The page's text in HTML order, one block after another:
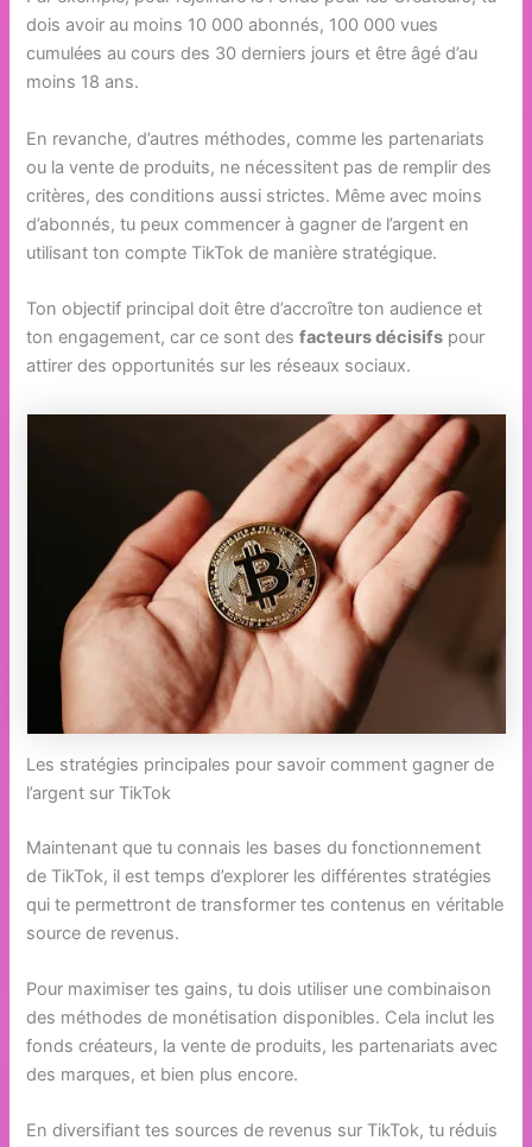
dois avoir au moins 10 000 abonnés, 100 000 vues
cumulées au cours des 30 derniers jours et être âgé d’au
moins 18 ans.
En revanche, d’autres méthodes, comme les partenariats
ou la vente de produits, ne nécessitent pas de remplir des
critères, des conditions aussi strictes. Même avec moins
d’abonnés, tu peux commencer à gagner de l’argent en
utilisant ton compte TikTok de manière stratégique.
Ton objectif principal doit être d’accroître ton audience et
ton engagement, car ce sont desfacteurs décisifs pour
attirer des opportunités sur les réseaux sociaux.
Les stratégies principales pour savoir comment gagner de
l’argent sur TikTok
Maintenant que tu connais les bases du fonctionnement
de TikTok, il est temps d’explorer les différentes stratégies
qui te permettront de transformer tes contenus en véritable
source de revenus.
Pour maximiser tes gains, tu dois utiliser une combinaison
des méthodes de monétisation disponibles. Cela inclut les
fonds créateurs, la vente de produits, les partenariats avec
des marques, et bien plus encore.
En diversifiant tes sources de revenus sur TikTok, tu réduis